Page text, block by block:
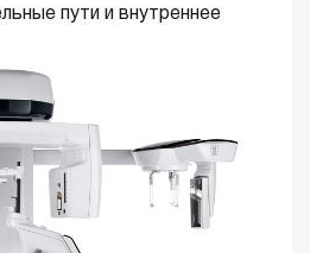
пути и внутреннее